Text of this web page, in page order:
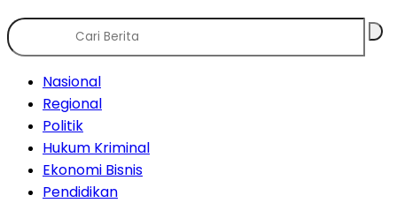
Nasional
Regional
Politik
Hukum Kriminal
Ekonomi Bisnis
Pendidikan